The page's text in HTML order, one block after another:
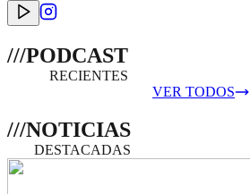
///PODCAST
RECIENTES
VER TODOS
///NOTICIAS
DESTACADAS